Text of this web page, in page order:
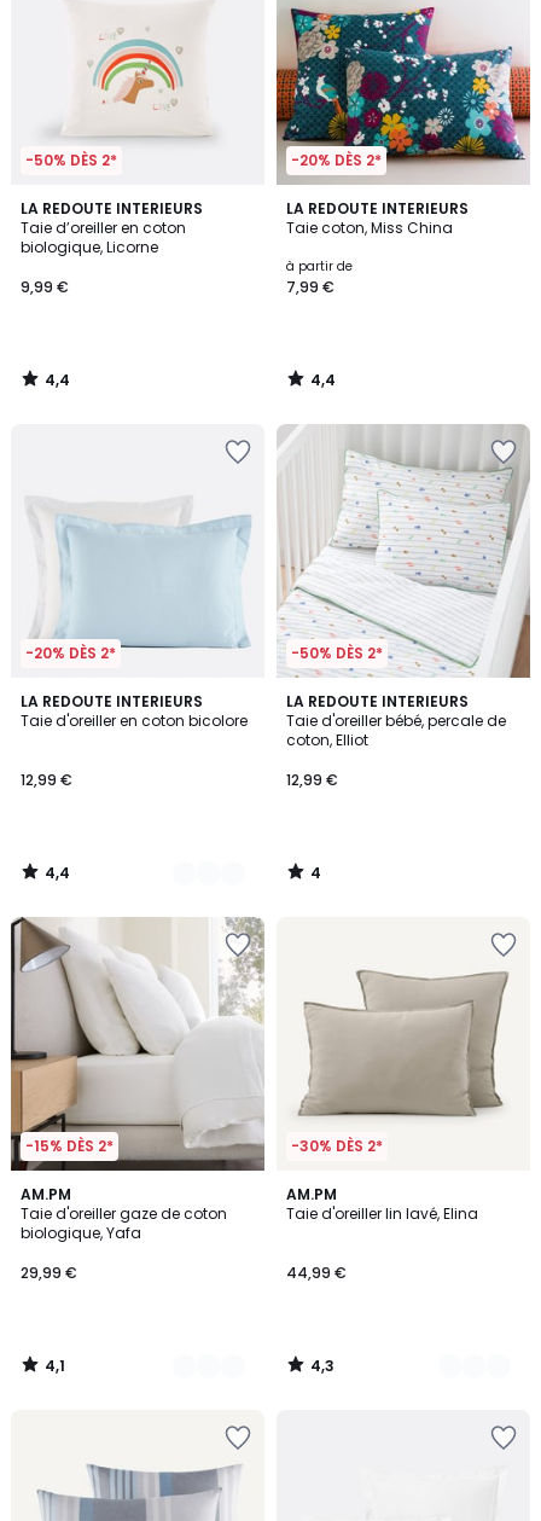
-50% DÈS 2*
LA REDOUTE INTERIEURS
Taie d’oreiller en coton
biologique, Licorne
9,99 €
4,4
/ 5
4,4
/
-20% DÈS 2*
LA REDOUTE INTERIEURS
Taie coton, Miss China
à partir de
7,99 €
4,4
/ 5
4,4
/
-20% DÈS 2*
LA REDOUTE INTERIEURS
Taie d'oreiller en coton bicolore
12,99 €
4,4
/ 5
4
Couleurs
4,4
/
-50% DÈS 2*
LA REDOUTE INTERIEURS
Taie d'oreiller bébé, percale de
coton, Elliot
12,99 €
4
/
5
4
/
-15% DÈS 2*
AM.PM
Taie d'oreiller gaze de coton
biologique, Yafa
29,99 €
4,1
/ 5
20
Couleurs
4,1
/
-30% DÈS 2*
AM.PM
Taie d'oreiller lin lavé, Elina
44,99 €
4,3
/ 5
25
Couleurs
4,3
/